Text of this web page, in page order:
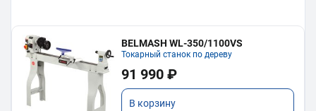
BELMASH WL-350/1100VS
Токарный станок по дереву
91 990 ₽
В корзину